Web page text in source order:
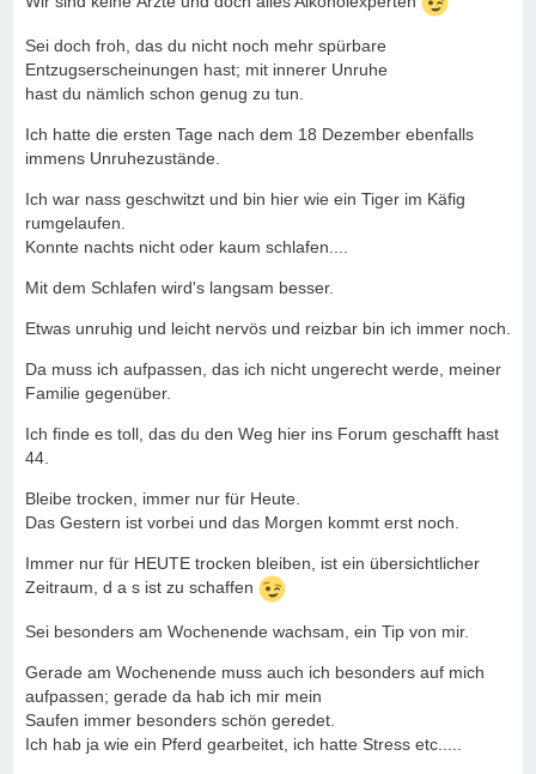
Sei doch froh, das du nicht noch mehr spürbare
Entzugserscheinungen hast; mit innerer Unruhe
hast du nämlich schon genug zu tun.
Ich hatte die ersten Tage nach dem 18 Dezember ebenfalls
immens Unruhezustände.
Ich war nass geschwitzt und bin hier wie ein Tiger im Käfig
rumgelaufen.
Konnte nachts nicht oder kaum schlafen....
Mit dem Schlafen wird's langsam besser.
Etwas unruhig und leicht nervös und reizbar bin ich immer noch.
Da muss ich aufpassen, das ich nicht ungerecht werde, meiner
Familie gegenüber.
Ich finde es toll, das du den Weg hier ins Forum geschafft hast
44.
Bleibe trocken, immer nur für Heute.
Das Gestern ist vorbei und das Morgen kommt erst noch.
Immer nur für HEUTE trocken bleiben, ist ein übersichtlicher
Zeitraum, d a s ist zu schaffen
Sei besonders am Wochenende wachsam, ein Tip von mir.
Gerade am Wochenende muss auch ich besonders auf mich
aufpassen; gerade da hab ich mir mein
Saufen immer besonders schön geredet.
Ich hab ja wie ein Pferd gearbeitet, ich hatte Stress etc.....